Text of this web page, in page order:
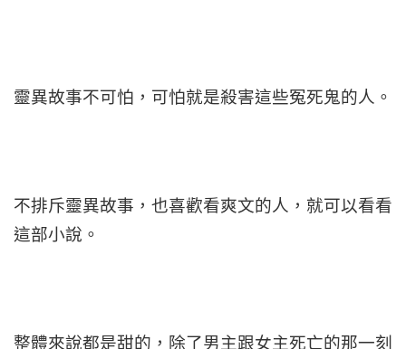
靈異故事不可怕，可怕就是殺害這些冤死鬼的人。
不排斥靈異故事，也喜歡看爽文的人，就可以看看
這部小說。
整體來說都是甜的，除了男主跟女主死亡的那一刻